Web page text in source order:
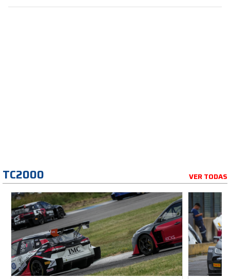
TC2000 VER TODAS